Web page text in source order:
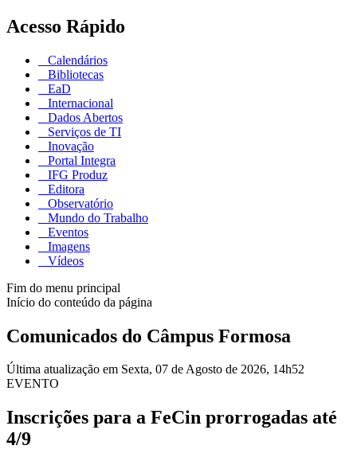
Acesso Rápido
Calendários
Bibliotecas
EaD
Internacional
Dados Abertos
Serviços de TI
Inovação
Portal Integra
IFG Produz
Editora
Observatório
Mundo do Trabalho
Eventos
Imagens
Vídeos
Fim do menu principal
Início do conteúdo da página
Comunicados do Câmpus Formosa
Última atualização em Sexta, 07 de Agosto de 2026, 14h52
EVENTO
Inscrições para a FeCin prorrogadas até
4/9